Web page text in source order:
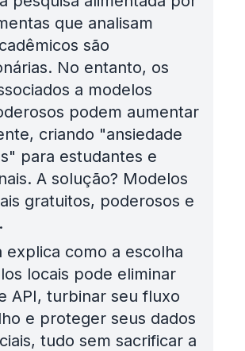
que analisam
são
No entanto, os
a modelos
podem aumentar
criando "ansiedade
para estudantes e
A solução? Modelos
gratuitos, poderosos e
explica como a escolha
locais pode eliminar
API, turbinar seu fluxo
e proteger seus dados
tudo sem sacrificar a